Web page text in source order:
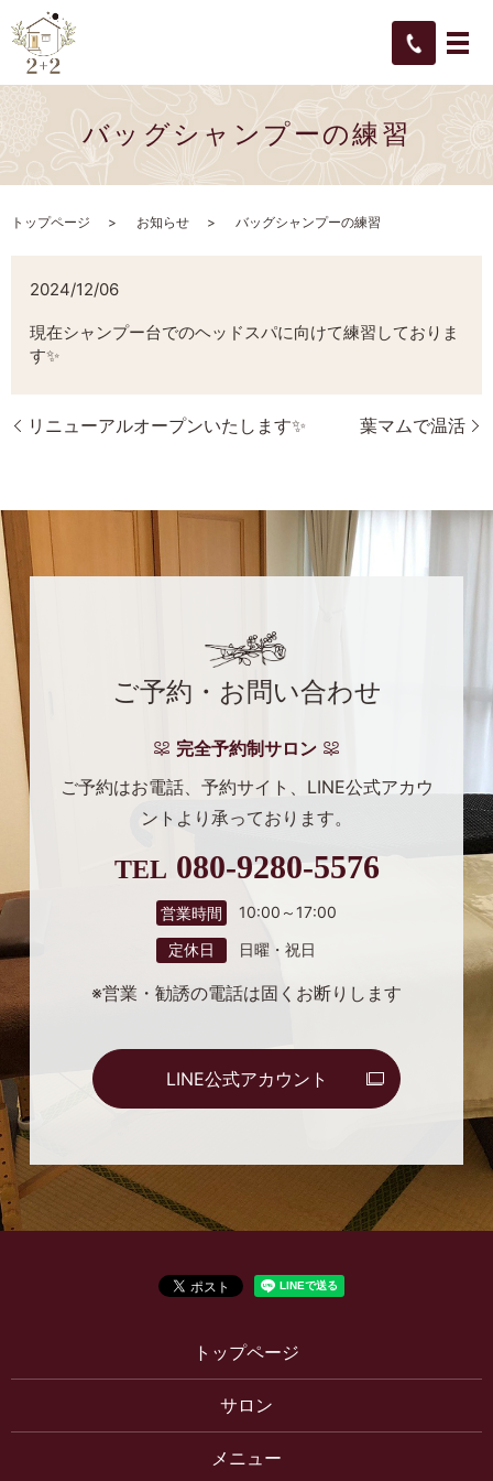
バッグシャンプーの練習
トップページ お知らせ バッグシャンプーの練習
2024/12/06
現在シャンプー台でのヘッドスパに向けて練習しておりま
す✨
リニューアルオープンいたします✨ 葉マムで温活
ご予約・お問い合わせ
完全予約制サロン
ご予約はお電話、予約サイト、 LINE公式アカウ
ントより 承っております。
TEL 080-9280-5576
営業時間 10:00～17:00
定休日 日曜・祝日
※営業・勧誘の電話は固くお断りします
LINE公式アカウント
トップページ
サロン
メニュー